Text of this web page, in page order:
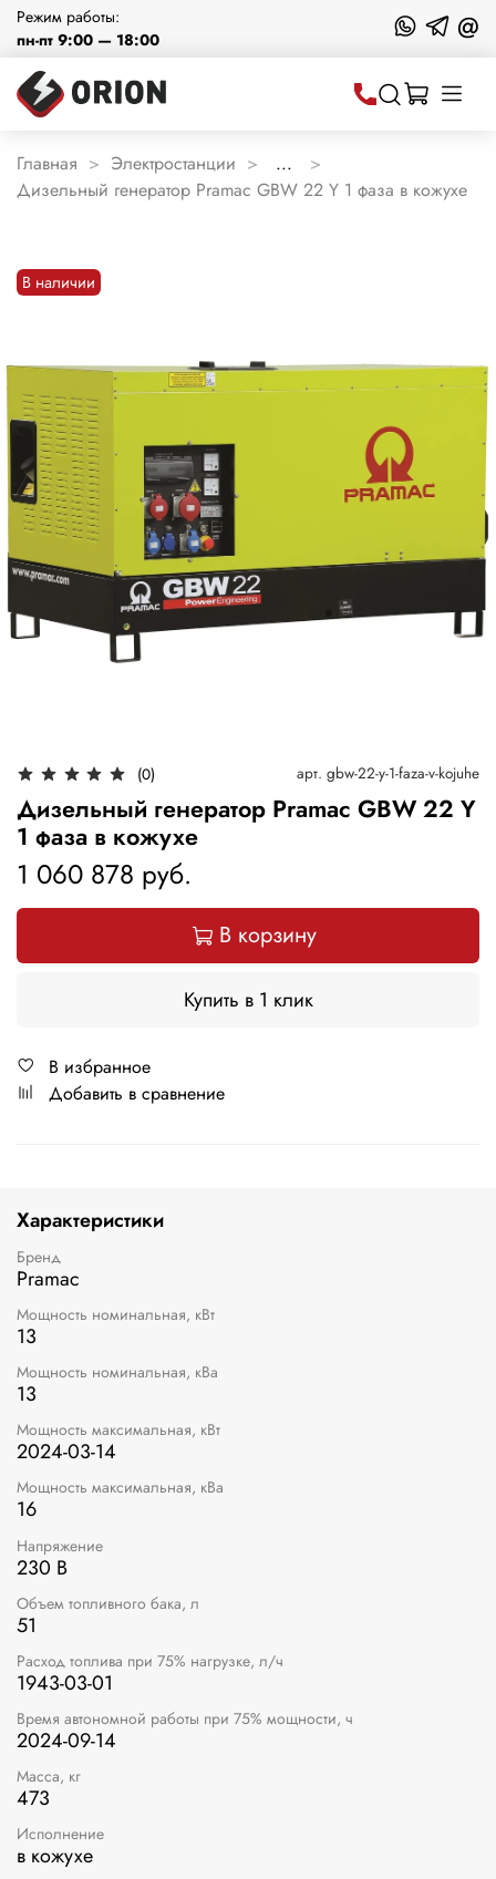
Режим работы:
пн-пт 9:00 — 18:00
@
Главная Электростанции
...
Дизельный генератор Pramac GBW 22 Y 1 фаза в кожухе
В наличии
(0) арт. gbw-22-y-1-faza-v-kojuhe
Дизельный генератор Pramac GBW 22 Y
1 фаза в кожухе
1 060 878 руб.
В корзину
Купить в 1 клик
В избранное
Добавить в сравнение
Характеристики
Бренд
Pramac
Мощность номинальная, кВт
13
Мощность номинальная, кВа
13
Мощность максимальная, кВт
2024-03-14
Мощность максимальная, кВа
16
Напряжение
230 В
Объем топливного бака, л
51
Расход топлива при 75% нагрузке, л/ч
1943-03-01
Время автономной работы при 75% мощности, ч
2024-09-14
Масса, кг
473
Исполнение
в кожухе